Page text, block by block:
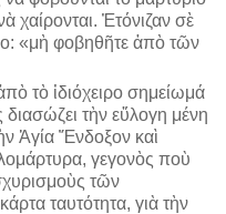
χαίρονται. Ἐτόνιζαν σὲ
«μὴ φοβηθῆτε ἀπὸ τῶν
τὸ ἰδιόχειρο σημείωμά
τὴν εὔλογη μένη
Ἁγία Ἔνδοξον καὶ
γεγονὸς ποὺ
τῶν
ταυτότητα, γιὰ τὴν